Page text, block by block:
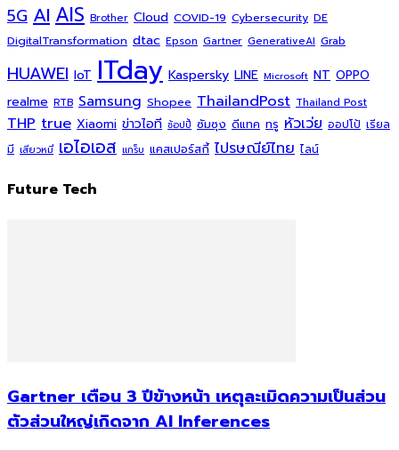
5G AI AIS Brother Cloud COVID-19 Cybersecurity DE
DigitalTransformation dtac Epson Gartner GenerativeAI Grab
HUAWEI IoT ITday Kaspersky LINE Microsoft NT OPPO
realme RTB Samsung Shopee ThailandPost Thailand Post
THP true Xiaomi ข่าวไอที ช้อปปี้ ซัมซุง ดีแทค ทรู หัวเว่ย ออปโป้ เรียล
มี เสียวหมี่ เอไอเอส แกร็บ แคสเปอร์สกี้ ไปรษณีย์ไทย ไลน์
Future Tech
Gartner เตือน 3 ปีข้างหน้า เหตุละเมิดความเป็นส่วน
ตัวส่วนใหญ่เกิดจาก AI Inferences